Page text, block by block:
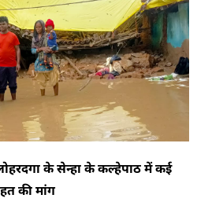
के सेन्हा के कल्हेपाठ में कई
की मांग